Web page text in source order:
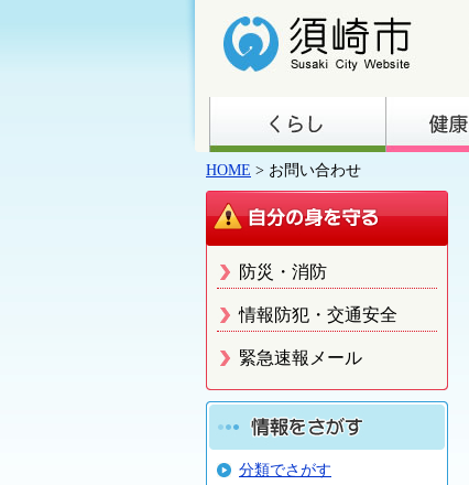
HOME > お問い合わせ
防災・消防
情報防犯・交通安全
緊急速報メール
分類でさがす